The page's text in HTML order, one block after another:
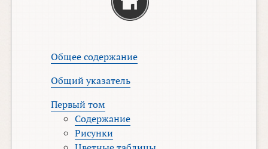
Общее содержание
Общий указатель
Первый том
Содержание
Рисунки